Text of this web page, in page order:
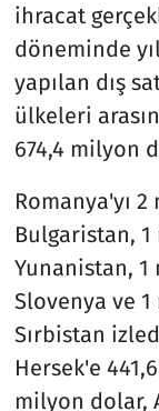
ihracat
döneminde
yapılan dış
ülkeleri
674,4 milyon
Romanya'yı
Bulgaristan,
Yunanistan,
Slovenya ve
Sırbistan
Hersek'e
milyon dolar,